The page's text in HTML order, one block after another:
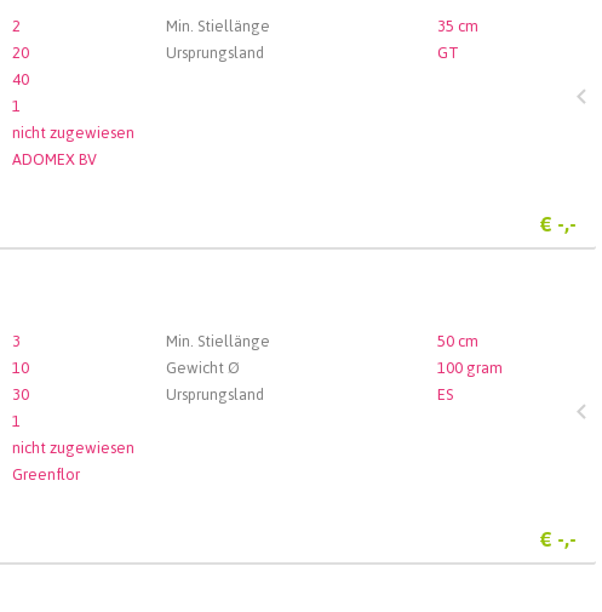
2 Min. Stiellänge
35 cm
20 Ursprungsland
GT
40
1
nicht zugewiesen
ADOMEX BV
€ -,-
3 Min. Stiellänge
50 cm
10 Gewicht Ø
100 gram
30 Ursprungsland
ES
1
nicht zugewiesen
Greenflor
€ -,-